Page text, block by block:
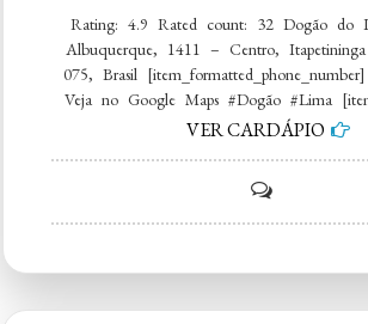
Rating: 4.9 Rated count: 32 Dogão do
Albuquerque, 1411 – Centro,
075, Brasil
Veja no Google Maps #Dogão #Lima
VER CARDÁPIO
Dogão